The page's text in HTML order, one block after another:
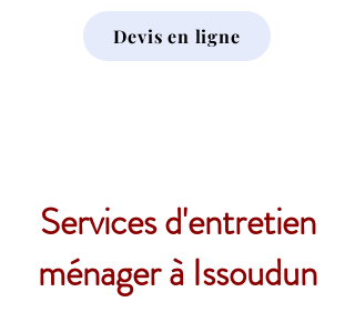
Devis en ligne
Services d'entretien
ménager à Issoudun